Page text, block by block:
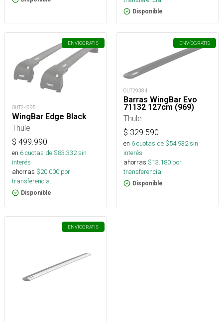
Disponible
ENVÍOGRATIS
OUT24995
WingBar Edge Black
Thule
$ 499.990
en 6cuotas de $83.332sin
interés
ahorras $20.000 por
transferencia.
Disponible
ENVÍOGRATIS
OUT29384
Barras WingBar Evo
71132 127cm (969)
Thule
$ 329.590
en 6cuotas de $54.932sin
interés
ahorras $13.180 por
transferencia.
Disponible
ENVÍOGRATIS